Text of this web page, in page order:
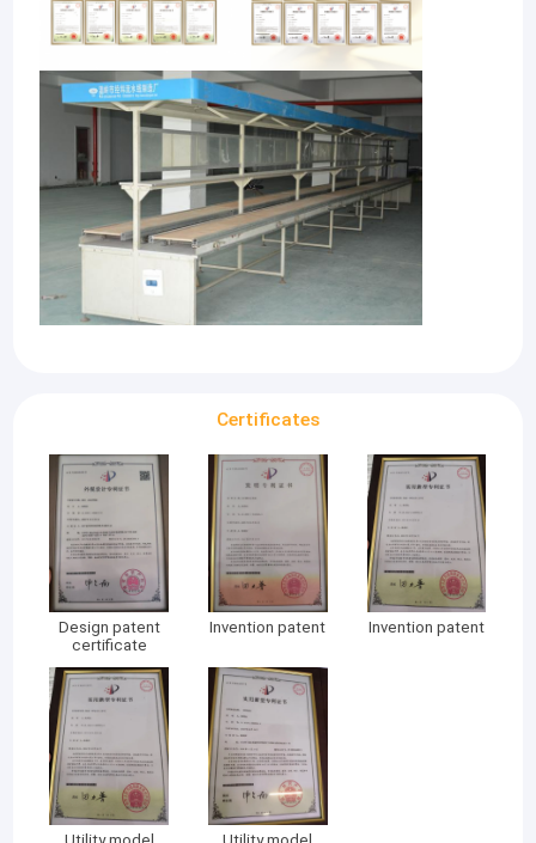
Certificates
Design patent
certificate
Invention patent Invention patent